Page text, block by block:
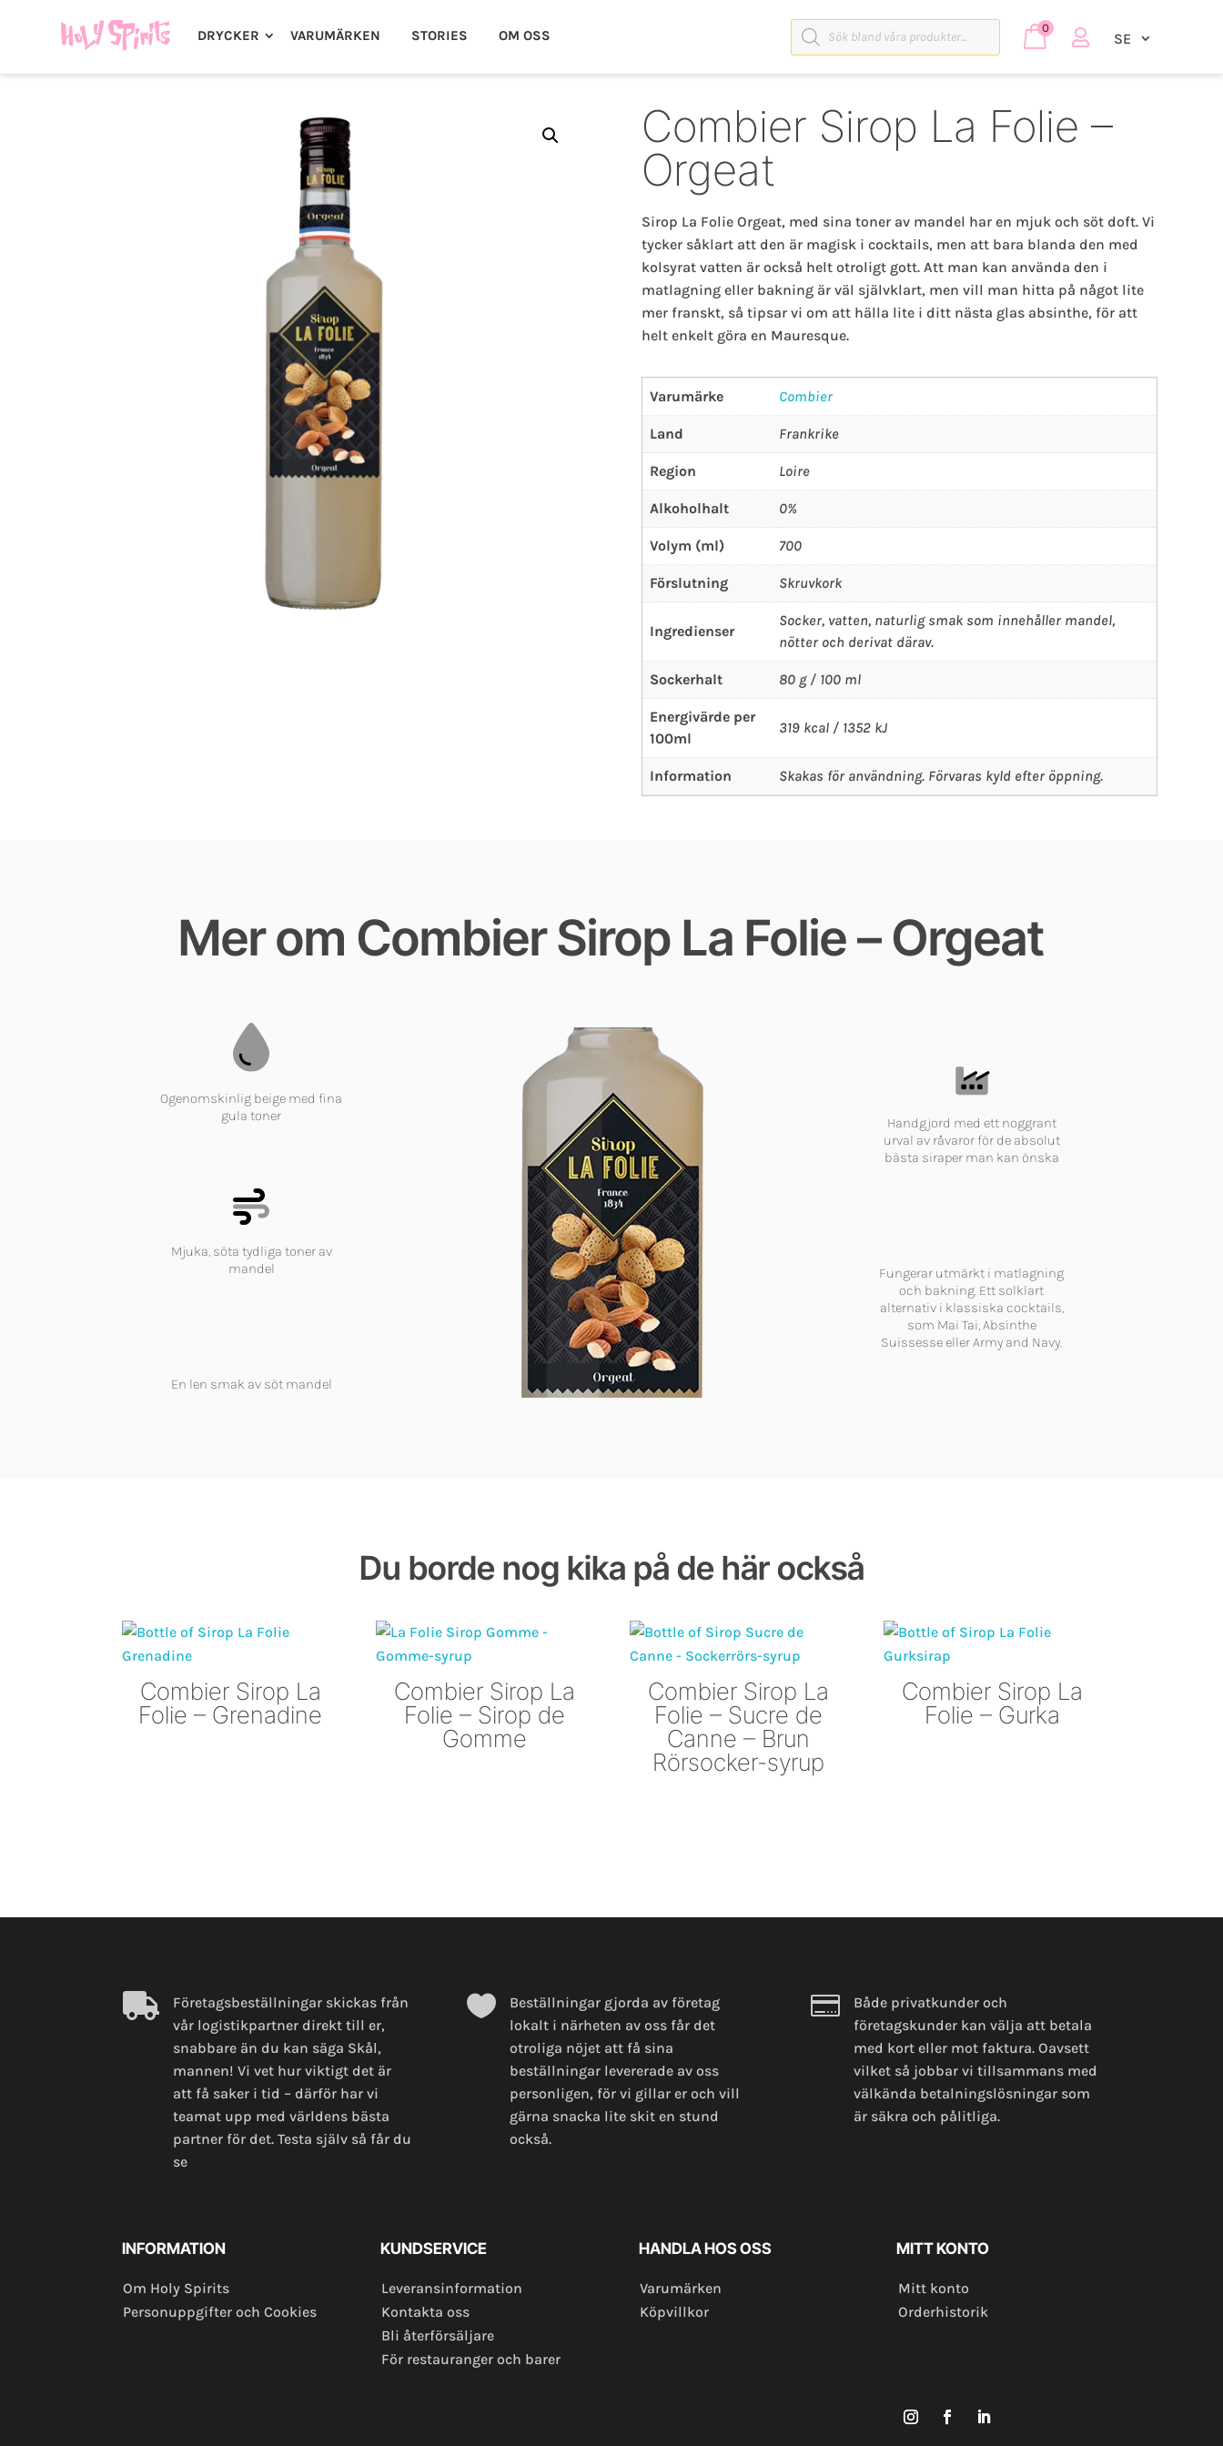
DRYCKER VARUMÄRKEN STORIES OM OSS
Produktsökning 0  SE
Combier Sirop La Folie –
Orgeat
Sirop La Folie Orgeat, med sina toner av mandel har en mjuk och söt doft. Vi
tycker såklart att den är magisk i cocktails, men att bara blanda den med
kolsyrat vatten är också helt otroligt gott. Att man kan använda den i
matlagning eller bakning är väl självklart, men vill man hitta på något lite
mer franskt, så tipsar vi om att hälla lite i ditt nästa glas absinthe, för att
helt enkelt göra en Mauresque.
Varumärke Combier
Land Frankrike
Region Loire
Alkoholhalt 0%
Volym (ml) 700
Förslutning Skruvkork
Ingredienser
Socker, vatten, naturlig smak som innehåller mandel,
nötter och derivat därav.
Sockerhalt 80 g / 100 ml
Energivärde per
100ml
319 kcal / 1352 kJ
Information Skakas för användning. Förvaras kyld efter öppning.
Mer om Combier Sirop La Folie – Orgeat
Ogenomskinlig beige med fina
gula toner
Mjuka, söta tydliga toner av
mandel
En len smak av söt mandel
Handgjord med ett noggrant
urval av råvaror för de absolut
bästa siraper man kan önska
Fungerar utmärkt i matlagning
och bakning. Ett solklart
alternativ i klassiska cocktails,
som Mai Tai, Absinthe
Suissesse eller Army and Navy.
Du borde nog kika på de här också
Combier Sirop La
Folie – Grenadine
Combier Sirop La
Folie – Sirop de
Gomme
Combier Sirop La
Folie – Sucre de
Canne – Brun
Rörsocker-syrup
Combier Sirop La
Folie – Gurka

Företagsbeställningar skickas från
vår logistikpartner direkt till er,
snabbare än du kan säga Skål,
mannen! Vi vet hur viktigt det är
att få saker i tid – därför har vi
teamat upp med världens bästa
partner för det. Testa själv så får du
se

Beställningar gjorda av företag
lokalt i närheten av oss får det
otroliga nöjet att få sina
beställningar levererade av oss
personligen, för vi gillar er och vill
gärna snacka lite skit en stund
också.

Både privatkunder och
företagskunder kan välja att betala
med kort eller mot faktura. Oavsett
vilket så jobbar vi tillsammans med
välkända betalningslösningar som
är säkra och pålitliga.
INFORMATION
Om Holy Spirits
Personuppgifter och Cookies
KUNDSERVICE
Leveransinformation
Kontakta oss
Bli återförsäljare
För restauranger och barer
HANDLA HOS OSS
Varumärken
Köpvillkor
MITT KONTO
Mitt konto
Orderhistorik